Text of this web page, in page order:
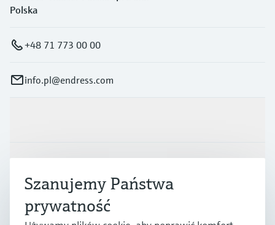
Polska
+48 71 773 00 00
info.pl@endress.com
Wsparcie
Szanujemy Państwa
prywatność